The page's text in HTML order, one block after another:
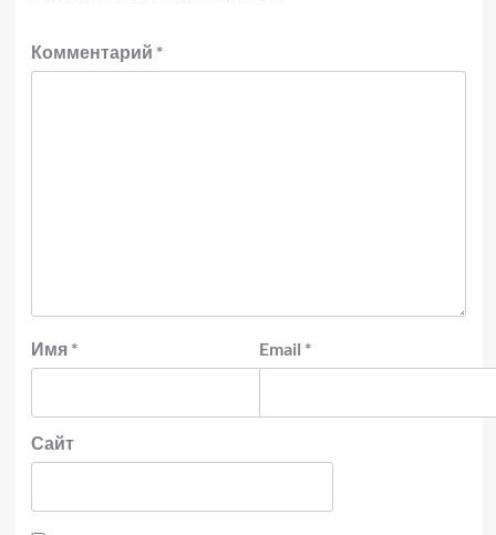
Комментарий *
Имя * Email *
Сайт